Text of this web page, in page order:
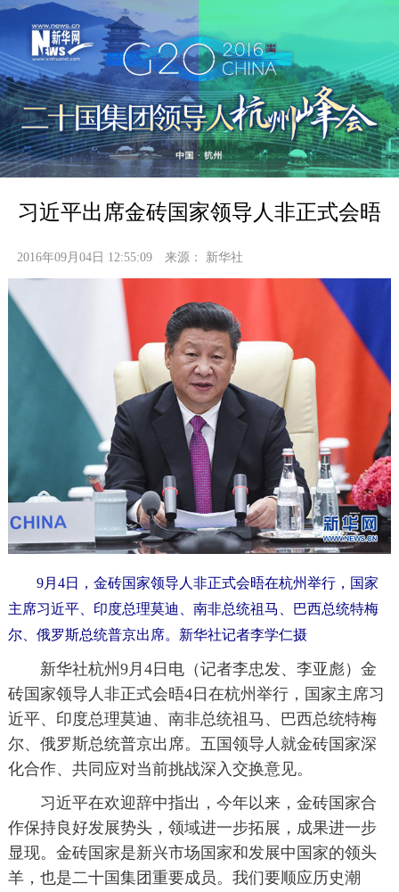
习近平出席金砖国家领导人非正式会晤
2016年09月04日 12:55:09 来源： 新华社
9月4日，金砖国家领导人非正式会晤在杭州举行，国家
主席习近平、印度总理莫迪、南非总统祖马、巴西总统特梅
尔、俄罗斯总统普京出席。新华社记者李学仁摄
新华社杭州9月4日电（记者李忠发、李亚彪）金
砖国家领导人非正式会晤4日在杭州举行，国家主席习
近平、印度总理莫迪、南非总统祖马、巴西总统特梅
尔、俄罗斯总统普京出席。五国领导人就金砖国家深
化合作、共同应对当前挑战深入交换意见。
习近平在欢迎辞中指出，今年以来，金砖国家合
作保持良好发展势头，领域进一步拓展，成果进一步
显现。金砖国家是新兴市场国家和发展中国家的领头
羊，也是二十国集团重要成员。我们要顺应历史潮